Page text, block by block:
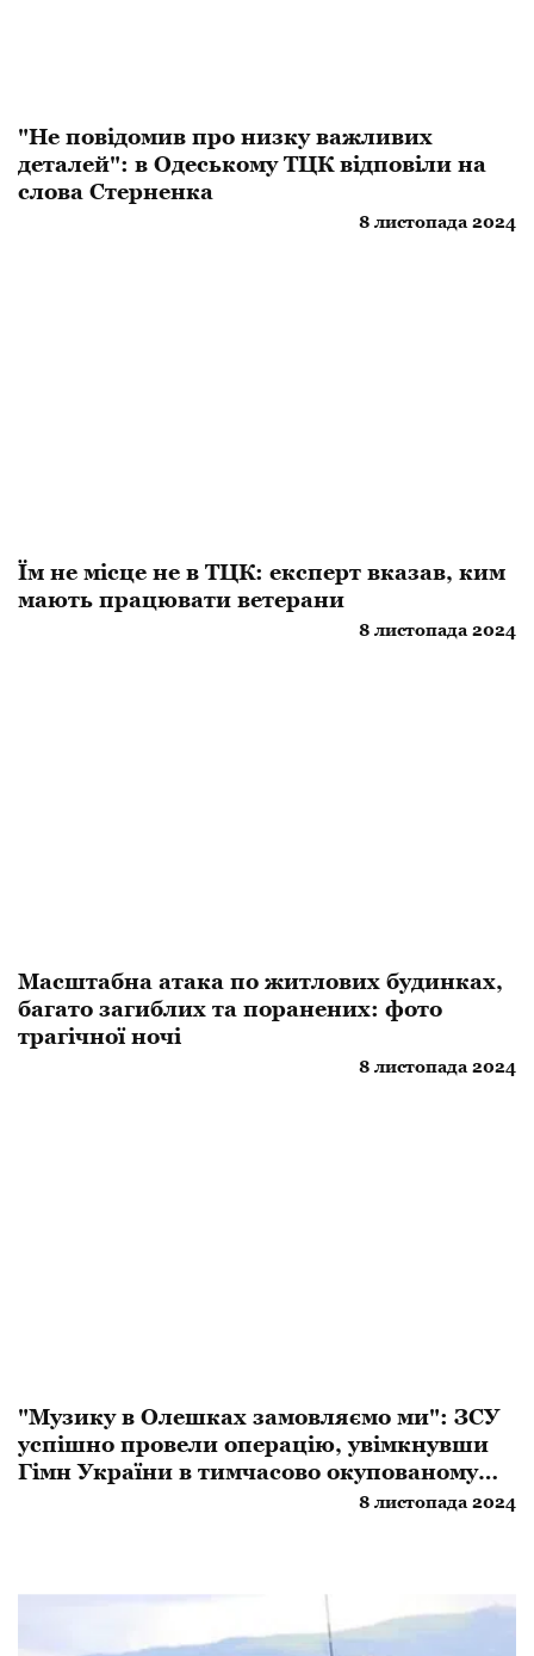
"Не повідомив про низку важливих
деталей": в Одеському ТЦК відповіли на
слова Стерненка
8 листопада 2024
Їм не місце не в ТЦК: експерт вказав, ким
мають працювати ветерани
8 листопада 2024
Масштабна атака по житлових будинках,
багато загиблих та поранених: фото
трагічної ночі
8 листопада 2024
​"Музику в Олешках замовляємо ми": ЗСУ
успішно провели операцію, увімкнувши
Гімн України в тимчасово окупованому
8 листопада 2024